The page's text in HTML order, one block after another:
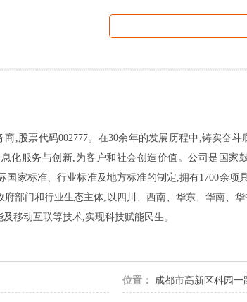
,股票代码002777。在30余年的发展历程中,铸实奋
化服务与创新,为客户和社会创造价值。公司是国家
国家标准、行业标准及地方标准的制定,拥有1700余项
部门和行业生态主体,以四川、西南、华东、华南、
移动互联等技术,实现科技赋能民生。
位置： 成都市高新区科园一